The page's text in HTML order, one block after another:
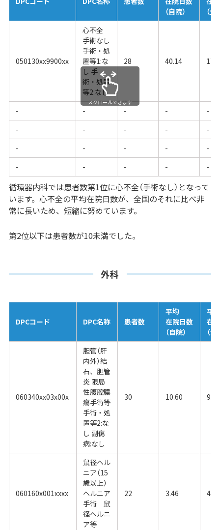
（自院）
（全
050130xx9900xx
心不全
手術なし
手術・処
置等1:な
し 手
術・処置
等2:なし
28 40.14
- - - -
-
-
- - -
-
-
- - -
-
-
- - - -
スクロールできます
循環器内科では患者数第1位に心不全（手術なし）となって
います。心不全の平均在院日数が、全国のそれに比べ非
常に長いため、短縮に努めています。
第2位以下は患者数が10未満でした。
外科
DPCコード DPC名称 患者数
平均
在院日数
（自院）
平
在
（全
060340xx03x00x
胆管（肝
内外）結
石、胆管
炎 限局
性腹腔膿
瘍手術等
手術・処
置等2:な
し 副傷
病:なし
30 10.60 9.53
060160x001xxxx
鼠径ヘル
ニア（15
歳以上）
ヘルニア
手術 鼠
径ヘルニ
ア等
22 3.46 4.86